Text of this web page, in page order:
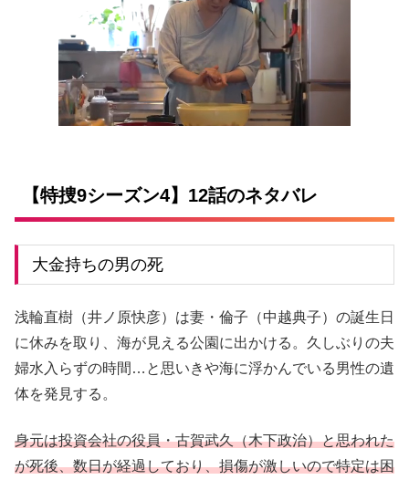
【特捜9シーズン4】12話のネタバレ
大金持ちの男の死
浅輪直樹（井ノ原快彦）は妻・倫子（中越典子）の誕生日
に休みを取り、海が見える公園に出かける。久しぶりの夫
婦水入らずの時間…と思いきや海に浮かんでいる男性の遺
体を発見する。
身元は投資会社の役員・古賀武久（木下政治）と思われた
が死後、数日が経過しており、損傷が激しいので特定は困